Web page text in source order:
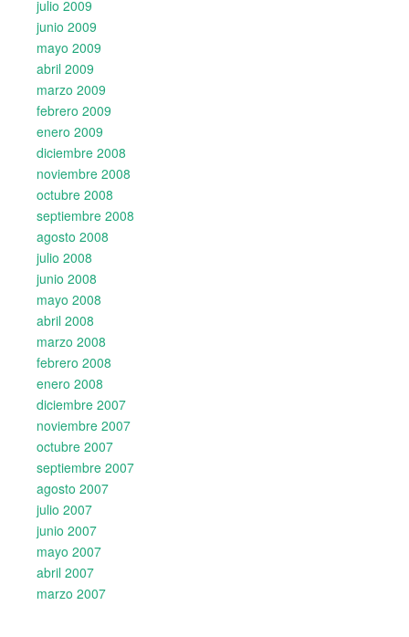
julio 2009
junio 2009
mayo 2009
abril 2009
marzo 2009
febrero 2009
enero 2009
diciembre 2008
noviembre 2008
octubre 2008
septiembre 2008
agosto 2008
julio 2008
junio 2008
mayo 2008
abril 2008
marzo 2008
febrero 2008
enero 2008
diciembre 2007
noviembre 2007
octubre 2007
septiembre 2007
agosto 2007
julio 2007
junio 2007
mayo 2007
abril 2007
marzo 2007